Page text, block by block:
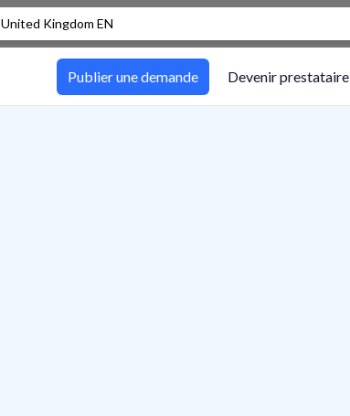
United Kingdom EN
Publier une demande Devenir prestataire